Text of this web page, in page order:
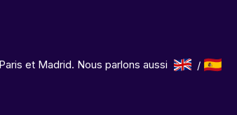
et Madrid. Nous parlons aussi